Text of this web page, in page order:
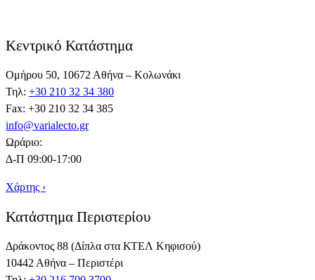
Κεντρικό Κατάστημα
Ομήρου 50, 10672 Αθήνα – Κολωνάκι
Τηλ: +30 210 32 34 380
Fax: +30 210 32 34 385
info@varialecto.gr
Ωράριο:
Δ-Π 09:00-17:00
Χάρτης ›
Κατάστημα Περιστερίου
Δράκοντος 88 (Δίπλα στα ΚΤΕΛ Κηφισού)
10442 Αθήνα – Περιστέρι